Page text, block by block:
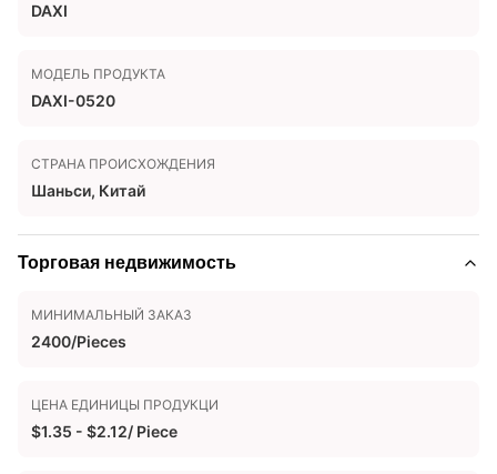
DAXI
МОДЕЛЬ ПРОДУКТА
DAXI-0520
СТРАНА ПРОИСХОЖДЕНИЯ
Шаньси, Китай
Торговая недвижимость
МИНИМАЛЬНЫЙ ЗАКАЗ
2400/Pieces
ЦЕНА ЕДИНИЦЫ ПРОДУКЦИ
$1.35 - $2.12/ Piece